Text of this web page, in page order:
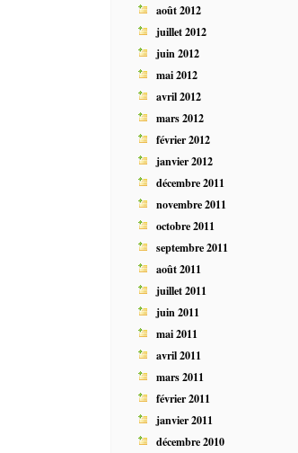
août 2012
juillet 2012
juin 2012
mai 2012
avril 2012
mars 2012
février 2012
janvier 2012
décembre 2011
novembre 2011
octobre 2011
septembre 2011
août 2011
juillet 2011
juin 2011
mai 2011
avril 2011
mars 2011
février 2011
janvier 2011
décembre 2010